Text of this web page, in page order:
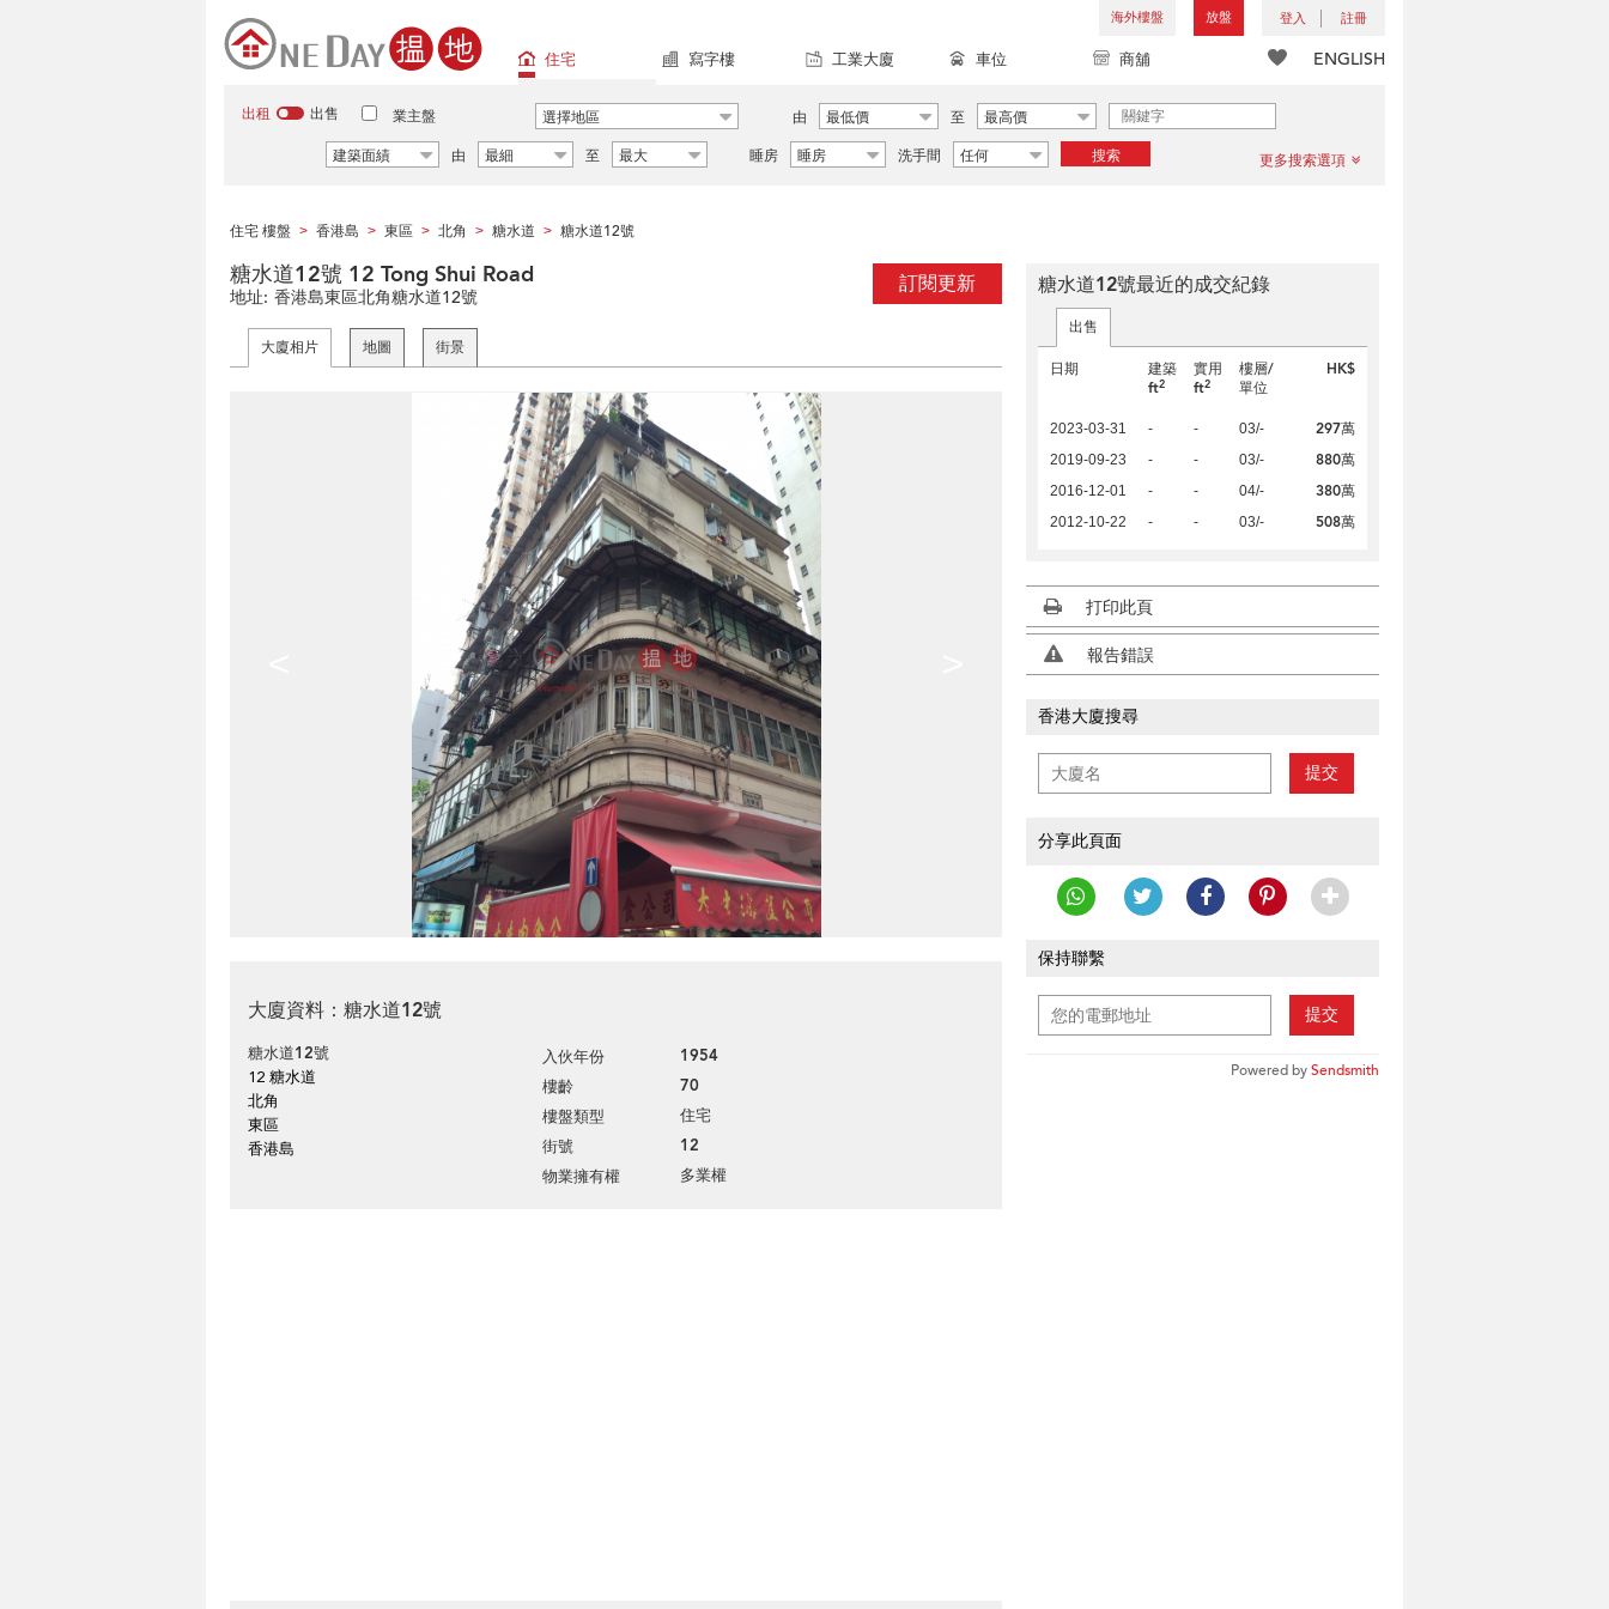
海外樓盤 放盤 登入 註冊
ENGLISH
住宅 寫字樓 工業大廈 車位 商舖
出租 出售 業主盤 選擇地區 由 最低價 至
最高價
建築面績
由 最細 至 最大 睡房 睡房 洗手間 任何 搜索 更多搜索選項
住宅 樓盤 > 香港島 > 東區 > 北角 > 糖水道 > 糖水道12號
訂閱更新
糖水道12號 12 Tong Shui Road
地址: 香港島東區北角糖水道12號
大廈相片 地圖 街景
大廈資料：糖水道12號
糖水道12號
12 糖水道
北角
東區
香港島
入伙年份 1954
樓齡 70
樓盤類型 住宅
街號 12
物業擁有權 多業權
糖水道12號最近的成交紀錄
出售
日期
建築
ft2
實用
ft2
樓層/
單位
HK$
2023-03-31 - - 03/- 297萬
2019-09-23 - - 03/- 880萬
2016-12-01 - - 04/- 380萬
2012-10-22 - - 03/- 508萬
打印此頁
報告錯誤
香港大廈搜尋
提交
分享此頁面
保持聯繫
提交
Powered bySendsmith